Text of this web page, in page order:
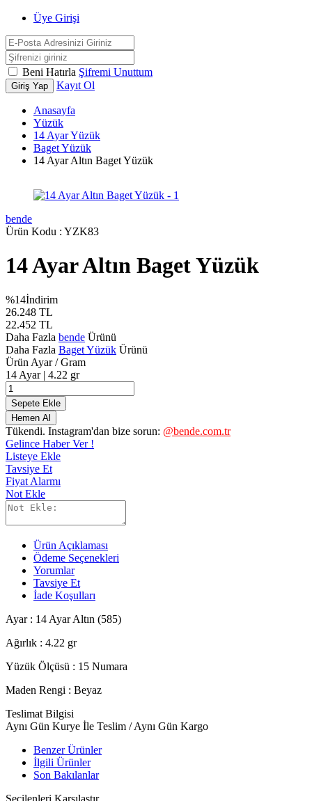
Üye Girişi
Beni Hatırla Şifremi Unuttum
Giriş Yap Kayıt Ol
Anasayfa
Yüzük
14 Ayar Yüzük
Baget Yüzük
14 Ayar Altın Baget Yüzük
bende
Ürün Kodu : YZK83
14 Ayar Altın Baget Yüzük
%14İndirim
26.248 TL
22.452 TL
Daha Fazla bende Ürünü
Daha Fazla Baget Yüzük Ürünü
Ürün Ayar / Gram
14 Ayar | 4.22 gr
Sepete Ekle
Hemen Al
Tükendi. Instagram'dan bize sorun: @bende.com.tr
Gelince Haber Ver !
Listeye Ekle
Tavsiye Et
Fiyat Alarmı
Not Ekle
Ürün Açıklaması
Ödeme Seçenekleri
Yorumlar
Tavsiye Et
İade Koşulları
Ayar : 14 Ayar Altın (585)
Ağırlık : 4.22 gr
Yüzük Ölçüsü : 15 Numara
Maden Rengi : Beyaz
Teslimat Bilgisi
Aynı Gün Kurye İle Teslim / Aynı Gün Kargo
Benzer Ürünler
İlgili Ürünler
Son Bakılanlar
Seçilenleri Karşılaştır